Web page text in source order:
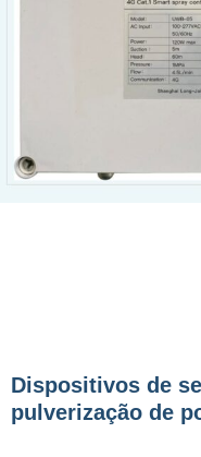
Dispositivos de
pulverização de